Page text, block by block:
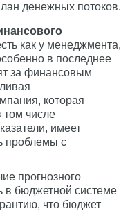
денежных потоков.
как у менеджмента,
в последнее
за финансовым
которая
том числе
имеет
проблемы с
прогнозного
в бюджетной системе
что бюджет